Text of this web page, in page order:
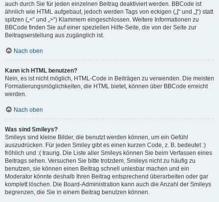
auch durch Sie für jeden einzelnen Beitrag deaktiviert werden. BBCode ist
ähnlich wie HTML aufgebaut, jedoch werden Tags von eckigen („[“ und „]“) statt
spitzen („<“ und „>“) Klammern eingeschlossen. Weitere Informationen zu
BBCode finden Sie auf einer speziellen Hilfe-Seite, die von der Seite zur
Beitragserstellung aus zugänglich ist.
Nach oben
Kann ich HTML benutzen?
Nein, es ist nicht möglich, HTML-Code in Beiträgen zu verwenden. Die meisten
Formatierungsmöglichkeiten, die HTML bietet, können über BBCode erreicht
werden.
Nach oben
Was sind Smileys?
Smileys sind kleine Bilder, die benutzt werden können, um ein Gefühl
auszudrücken. Für jeden Smiley gibt es einen kurzen Code, z. B. bedeutet :)
fröhlich und :( traurig. Die Liste aller Smileys können Sie beim Verfassen eines
Beitrags sehen. Versuchen Sie bitte trotzdem, Smileys nicht zu häufig zu
benutzen, sie können einen Beitrag schnell unlesbar machen und ein
Moderator könnte deshalb Ihren Beitrag entsprechend überarbeiten oder gar
komplett löschen. Die Board-Administration kann auch die Anzahl der Smileys
begrenzen, die Sie in einem Beitrag benutzen können.